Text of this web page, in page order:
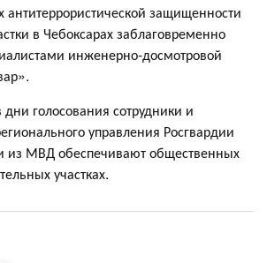
антитеррористической защищенности
в Чебоксарах заблаговременно
инженерно-досмотровой
голосования сотрудники и
управления Росгвардии
из МВД обеспечивают общественных
участках.